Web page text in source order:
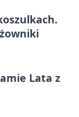
Lata z